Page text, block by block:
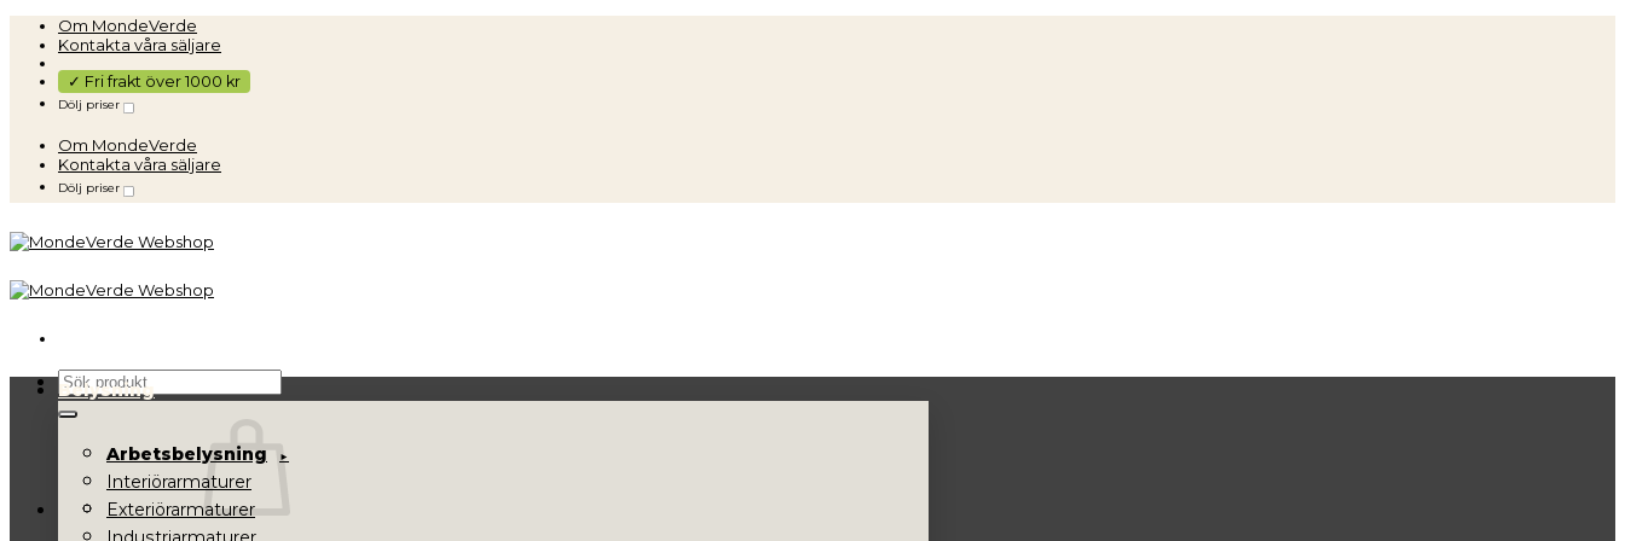
Skip
content
Om MondeVerde
Kontakta våra säljare
✓ Fri frakt över 1000 kr
Dölj priser
Om MondeVerde
Kontakta våra säljare
Dölj priser
Sök
efter:
Belysning
Arbetsbelysning
Interiörarmaturer
Exteriörarmaturer